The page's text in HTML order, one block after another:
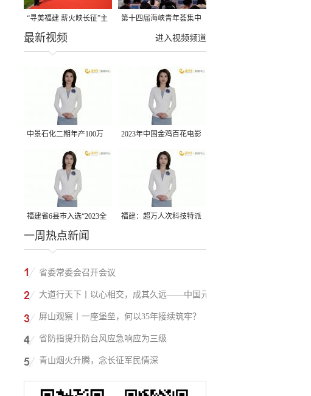
“寻美福建 薪火映长征”主
题活动在龙岩长汀启动
第十四届海峡青年荟集中
阶段活动在福州举行
进入视频频道
最新视频
中景石化二期年产100万
吨丙烷脱氢项目建成中交
2023年中国金鸡百花电影
节有福电影巡展31日启动
福建省6县市入选“2023全
国县域发展潜力百强县”
福建：超万人次科技特派
一周热点新闻
省委常委会召开会议
大道行天下丨以心相交，成其久远——中国元
首外交的世界情怀与大国气派
屏山观察丨一座堡垒，何以35年接续筑牢？
省防指提升防台风应急响应为三级
青山烟火升腾，念长征军民情深